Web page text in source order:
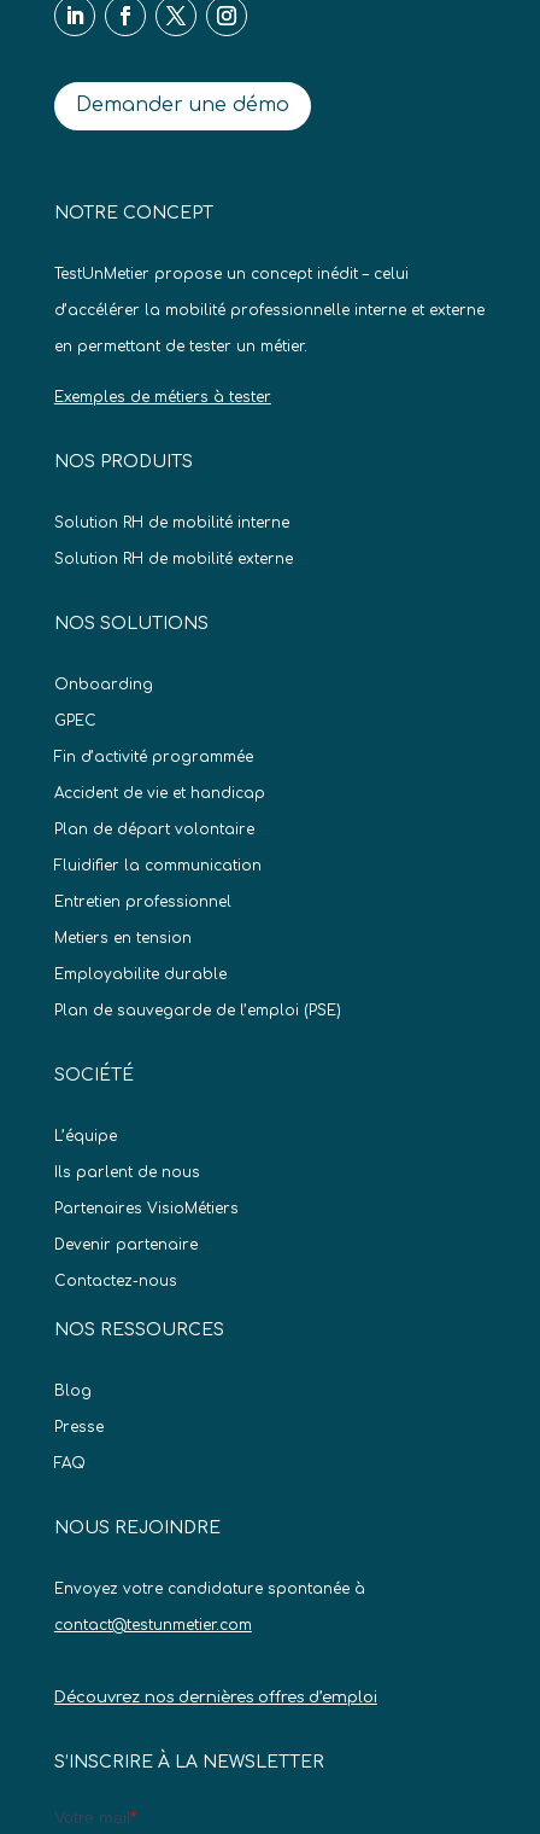
Demander une démo
NOTRE CONCEPT
TestUnMetier propose un concept inédit – celui
d’accélérer la mobilité professionnelle interne et externe
en permettant de tester un métier.
Exemples de métiers à tester
NOS PRODUITS
Solution RH de mobilité interne
Solution RH de mobilité externe
NOS SOLUTIONS
Onboarding
GPEC
Fin d’activité programmée
Accident de vie et handicap
Plan de départ volontaire
Fluidifier la communication
Entretien professionnel
Metiers en tension
Employabilite durable
Plan de sauvegarde de l’emploi (PSE)
SOCIÉTÉ
L’équipe
Ils parlent de nous
Partenaires VisioMétiers
Devenir partenaire
Contactez-nous
NOS RESSOURCES
Blog
Presse
FAQ
NOUS REJOINDRE
Envoyez votre candidature spontanée à
contact@testunmetier.com
Découvrez nos dernières offres d’emploi
S’INSCRIRE À LA NEWSLETTER